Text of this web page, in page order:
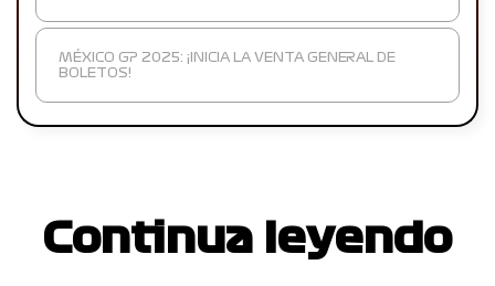
MÉXICO GP 2025: ¡INICIA LA VENTA GENERAL DE
BOLETOS!
Continua leyendo